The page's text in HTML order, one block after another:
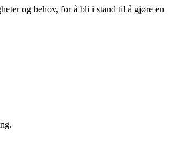
og behov, for å bli i stand til å gjøre en